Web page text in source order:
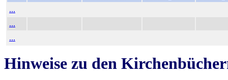
...
...
...
Hinweise zu den